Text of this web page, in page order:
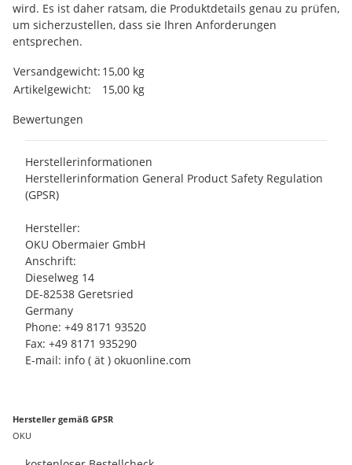
wird. Es ist daher ratsam, die Produktdetails genau zu prüfen,
um sicherzustellen, dass sie Ihren Anforderungen
entsprechen.
Produkteigenschaft
Wert
Versandgewicht: 15,00 kg
Artikelgewicht:
15,00 kg
Bewertungen
Herstellerinformationen
Herstellerinformation General Product Safety Regulation
(GPSR)
Hersteller:
OKU Obermaier GmbH
Anschrift:
Dieselweg 14
DE-82538 Geretsried
Germany
Phone: +49 8171 93520
Fax: +49 8171 935290
E-mail: info ( ät ) okuonline.com
Hersteller gemäß GPSR
OKU